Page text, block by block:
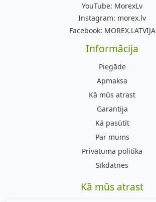
YouTube: MorexLv
Instagram: morex.lv
Facebook: MOREX.LATVIJA
Informācija
Piegāde
Apmaksa
Kā mūs atrast
Garantija
Kā pasūtīt
Par mums
Privātuma politika
Sīkdatnes
Kā mūs atrast